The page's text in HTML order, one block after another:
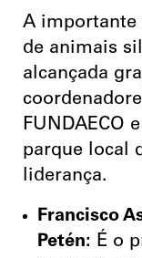
A importante
de animais
alcançada
FUNDAECO
parque local
liderança.
Francisco
Petén: É o